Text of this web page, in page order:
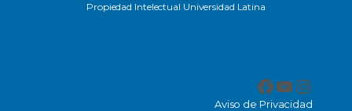
Propiedad Intelectual Universidad Latina
Facebook
Aviso de Privacidad